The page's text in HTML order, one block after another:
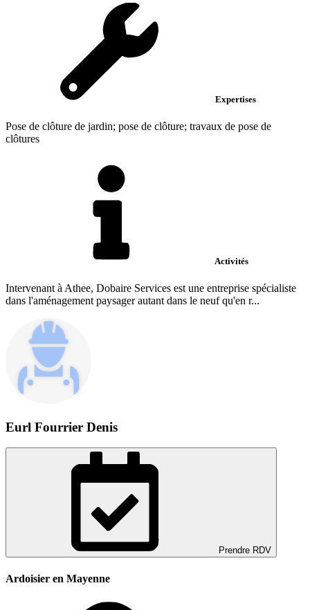
Expertises
Pose de clôture de jardin; pose de clôture; travaux de pose de
clôtures
Activités
Intervenant à Athee, Dobaire Services est une entreprise spécialiste
dans l'aménagement paysager autant dans le neuf qu'en r...
Eurl Fourrier Denis
Prendre RDV
Ardoisier en Mayenne